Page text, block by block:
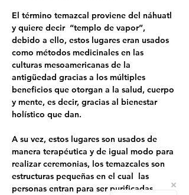
El término temazcal proviene del náhuatl
y quiere decir  “templo de vapor”,
debido a ello, estos lugares eran usados
como métodos medicinales en las
culturas mesoamericanas de la
antigüedad gracias a los múltiples
beneficios que otorgan a la salud, cuerpo
y mente, es decir, gracias al bienestar
holístico que dan.
A su vez, estos lugares son usados de
manera terapéutica y de igual modo para
realizar ceremonias, los temazcales son
estructuras pequeñas en el cual  las
personas entran para ser purificadas